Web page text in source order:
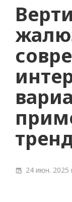
24 июн. 2025